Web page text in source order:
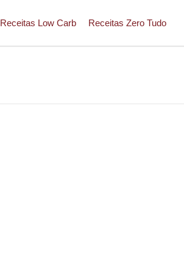
Receitas Low Carb Receitas Zero Tudo